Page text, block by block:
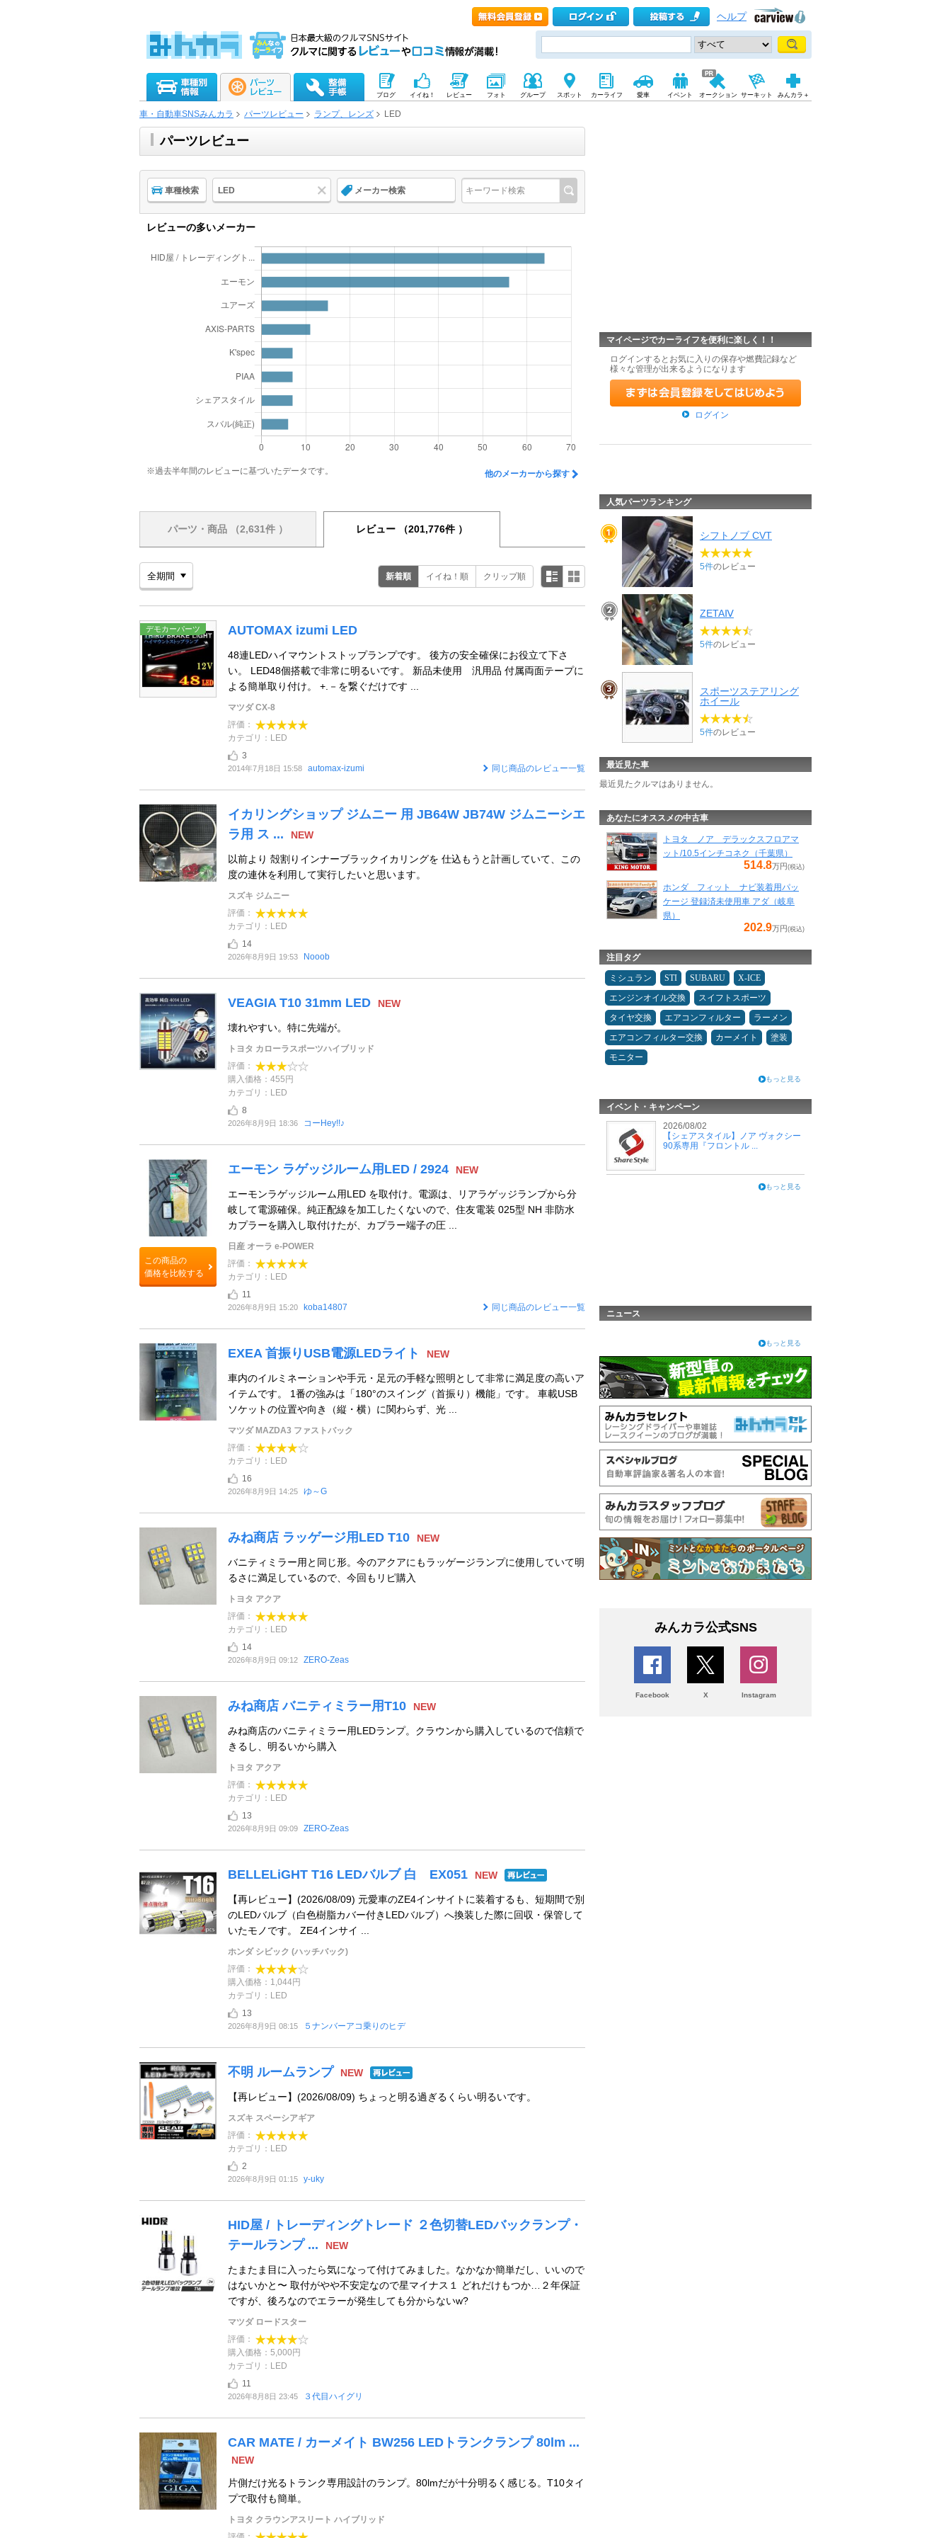
ヘルプ
ブログ イイね！ レビュー フォト グループ スポット カーライフ 愛車 イベント オークション サーキット みんカラ＋
車・自動車SNSみんカラ パーツレビュー ランプ、レンズ LED
パーツレビュー
車種検索 LED メーカー検索
レビューの多いメーカー
※過去半年間のレビューに基づいたデータです。 他のメーカーから探す
パーツ・商品 （2,631件 ） レビュー （201,776件 ）
新着順 イイね！順 クリップ順
デモカーパーツ AUTOMAX izumi LED
48連LEDハイマウントストップランプです。 後方の安全確保にお役立て下さ
い。 LED48個搭載で非常に明るいです。 新品未使用 汎用品 付属両面テープに
よる簡単取り付け。 +.－を繋ぐだけです ...
マツダ CX-8
評価：
カテゴリ：LED
3
2014年7月18日 15:58 automax-izumi 同じ商品のレビュー一覧
イカリングショップ ジムニー 用 JB64W JB74W ジムニーシエ
ラ用 ス ...
NEW
以前より 殻割りインナーブラックイカリングを 仕込もうと計画していて、この
度の連休を利用して実行したいと思います。
スズキ ジムニー
評価：
カテゴリ：LED
14
2026年8月9日 19:53 Nooob
VEAGIA T10 31mm LED NEW
壊れやすい。特に先端が。
トヨタ カローラスポーツハイブリッド
評価：
購入価格：455円
カテゴリ：LED
8
2026年8月9日 18:36 コーHey!!♪
この商品の
価格を比較する
エーモン ラゲッジルーム用LED / 2924 NEW
エーモンラゲッジルーム用LED を取付け。電源は、リアラゲッジランプから分
岐して電源確保。純正配線を加工したくないので、住友電装 025型 NH 非防水
カプラーを購入し取付けたが、カプラー端子の圧 ...
日産 オーラ e-POWER
評価：
カテゴリ：LED
11
2026年8月9日 15:20 koba14807 同じ商品のレビュー一覧
EXEA 首振りUSB電源LEDライト NEW
車内のイルミネーションや手元・足元の手軽な照明として非常に満足度の高いア
イテムです。 1番の強みは「180°のスイング（首振り）機能」です。 車載USB
ソケットの位置や向き（縦・横）に関わらず、光 ...
マツダ MAZDA3 ファストバック
評価：
カテゴリ：LED
16
2026年8月9日 14:25 ゆ～G
みね商店 ラッゲージ用LED T10 NEW
バニティミラー用と同じ形。今のアクアにもラッゲージランプに使用していて明
るさに満足しているので、今回もリピ購入
トヨタ アクア
評価：
カテゴリ：LED
14
2026年8月9日 09:12 ZERO‐Zeas
みね商店 バニティミラー用T10 NEW
みね商店のバニティミラー用LEDランプ。クラウンから購入しているので信頼で
きるし、明るいから購入
トヨタ アクア
評価：
カテゴリ：LED
13
2026年8月9日 09:09 ZERO‐Zeas
BELLELiGHT T16 LEDバルブ 白 EX051 NEW
【再レビュー】(2026/08/09) 元愛車のZE4インサイトに装着するも、短期間で別
のLEDバルブ（白色樹脂カバー付きLEDバルブ）へ換装した際に回収・保管して
いたモノです。 ZE4インサイ ...
ホンダ シビック (ハッチバック)
評価：
購入価格：1,044円
カテゴリ：LED
13
2026年8月9日 08:15 ５ナンバーアコ乗りのヒデ
不明 ルームランプ NEW
【再レビュー】(2026/08/09) ちょっと明る過ぎるくらい明るいです。
スズキ スペーシアギア
評価：
カテゴリ：LED
2
2026年8月9日 01:15 y-uky
HID屋 / トレーディングトレード ２色切替LEDバックランプ・
テールランプ ...
NEW
たまたま目に入ったら気になって付けてみました。なかなか簡単だし、いいので
はないかと〜 取付がやや不安定なので星マイナス１ どれだけもつか…２年保証
ですが、後ろなのでエラーが発生しても分からないw?
マツダ ロードスター
評価：
購入価格：5,000円
カテゴリ：LED
11
2026年8月8日 23:45 ３代目ハイグリ
CAR MATE / カーメイト BW256 LEDトランクランプ 80lm ...
NEW
片側だけ光るトランク専用設計のランプ。80lmだが十分明るく感じる。T10タイ
プで取付も簡単。
トヨタ クラウンアスリート ハイブリッド
マイページでカーライフを便利に楽しく！！
ログインするとお気に入りの保存や燃費記録など
様々な管理が出来るようになります
ログイン
人気パーツランキング
シフトノブ CVT
5件のレビュー
ZETAⅣ
5件のレビュー
スポーツステアリング
ホイール
5件のレビュー
最近見た車
最近見たクルマはありません。
あなたにオススメの中古車
トヨタ ノア デラックスフロアマ
ット/10.5インチコネク（千葉県）
514.8万円(税込)
ホンダ フィット ナビ装着用パッ
ケージ 登録済未使用車 アダ（岐阜
県）
202.9万円(税込)
注目タグ
ミシュラン STI SUBARU
X-ICE
エンジンオイル交換
スイフトスポーツ
タイヤ交換
エアコンフィルター
ラーメン
エアコンフィルター交換
カーメイト
塗装
モニター
もっと見る
イベント・キャンペーン
2026/08/02
【シェアスタイル】ノア ヴォクシー
90系専用『フロントル ...
もっと見る
ニュース
もっと見る
みんカラ公式SNS
Facebook X Instagram